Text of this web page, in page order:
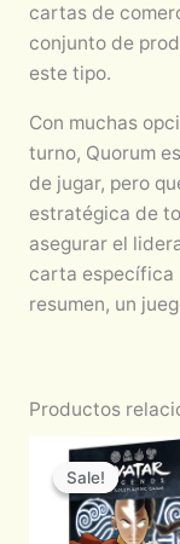
cartas de
conjunto de
este tipo.
Con muchas
turno, Quorum
de jugar, pero
estratégica de
asegurar el
carta específica
resumen, un
Productos
Sale!
Sale!
Original
price
was: